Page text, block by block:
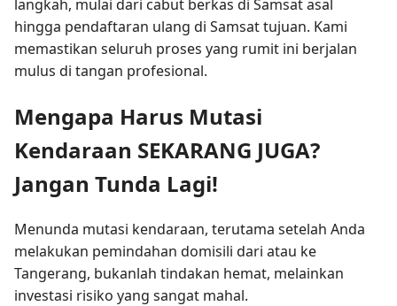
langkah, mulai dari cabut berkas di Samsat asal
hingga pendaftaran ulang di Samsat tujuan. Kami
memastikan seluruh proses yang rumit ini berjalan
mulus di tangan profesional.
Mengapa Harus Mutasi
Kendaraan SEKARANG JUGA?
Jangan Tunda Lagi!
Menunda mutasi kendaraan, terutama setelah Anda
melakukan pemindahan domisili dari atau ke
Tangerang, bukanlah tindakan hemat, melainkan
investasi risiko yang sangat mahal.